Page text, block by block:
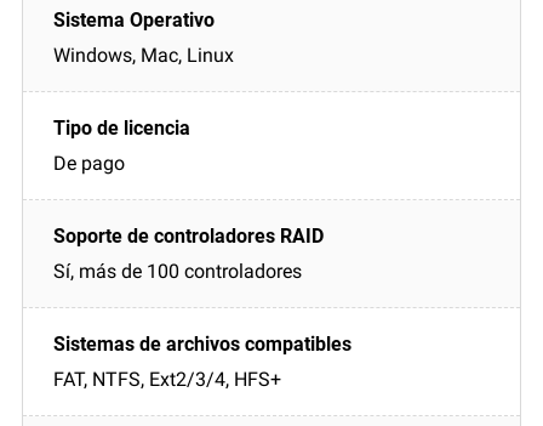
Windows, Mac, Linux
De pago
Sí, más de 100 controladores
FAT, NTFS, Ext2/3/4, HFS+